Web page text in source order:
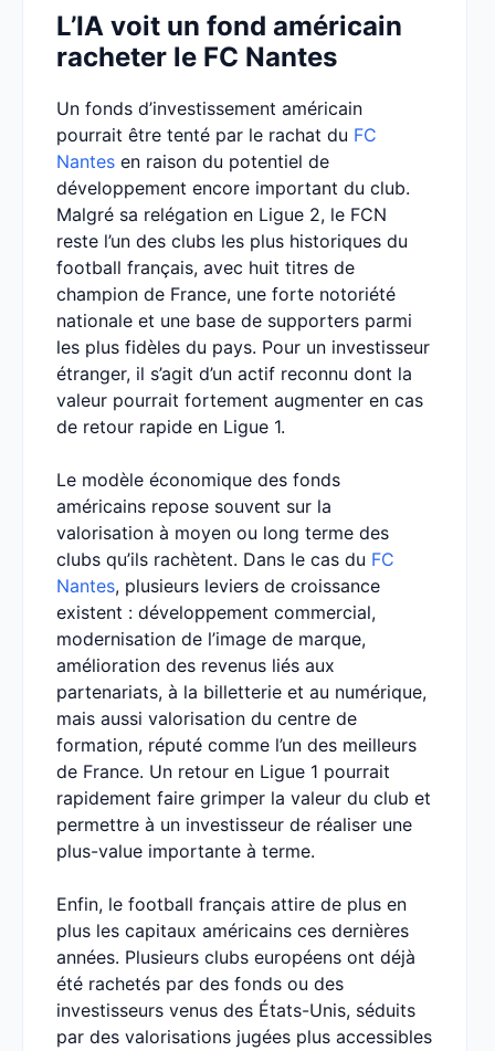
L’IA voit un fond américain
racheter le FC Nantes
Un fonds d’investissement américain
pourrait être tenté par le rachat du FC
Nantes en raison du potentiel de
développement encore important du club.
Malgré sa relégation en Ligue 2, le FCN
reste l’un des clubs les plus historiques du
football français, avec huit titres de
champion de France, une forte notoriété
nationale et une base de supporters parmi
les plus fidèles du pays. Pour un investisseur
étranger, il s’agit d’un actif reconnu dont la
valeur pourrait fortement augmenter en cas
de retour rapide en Ligue 1.
Le modèle économique des fonds
américains repose souvent sur la
valorisation à moyen ou long terme des
clubs qu’ils rachètent. Dans le cas du FC
Nantes, plusieurs leviers de croissance
existent : développement commercial,
modernisation de l’image de marque,
amélioration des revenus liés aux
partenariats, à la billetterie et au numérique,
mais aussi valorisation du centre de
formation, réputé comme l’un des meilleurs
de France. Un retour en Ligue 1 pourrait
rapidement faire grimper la valeur du club et
permettre à un investisseur de réaliser une
plus-value importante à terme.
Enfin, le football français attire de plus en
plus les capitaux américains ces dernières
années. Plusieurs clubs européens ont déjà
été rachetés par des fonds ou des
investisseurs venus des États-Unis, séduits
par des valorisations jugées plus accessibles